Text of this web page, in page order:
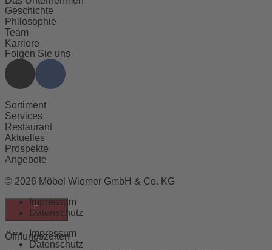
Geschichte
Philosophie
Team
Karriere
Folgen Sie uns
Sortiment
Services
Restaurant
Aktuelles
Prospekte
Angebote
© 2026 Möbel Wiemer GmbH & Co. KG
Impressum
Datenschutz
Impressum
Datenschutz
Öffnungszeiten